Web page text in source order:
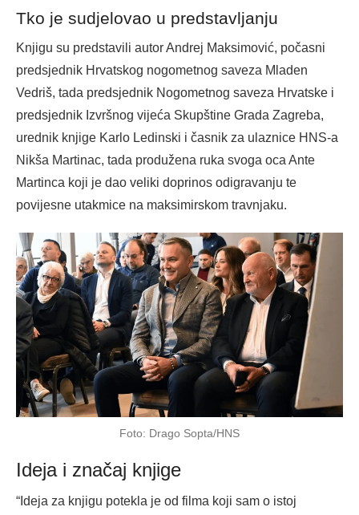
Tko je sudjelovao u predstavljanju
Knjigu su predstavili autor Andrej Maksimović, počasni
predsjednik Hrvatskog nogometnog saveza Mladen
Vedriš, tada predsjednik Nogometnog saveza Hrvatske i
predsjednik Izvršnog vijeća Skupštine Grada Zagreba,
urednik knjige Karlo Ledinski i časnik za ulaznice HNS-a
Nikša Martinac, tada produžena ruka svoga oca Ante
Martinca koji je dao veliki doprinos odigravanju te
povijesne utakmice na maksimirskom travnjaku.
Foto: Drago Sopta/HNS
Ideja i značaj knjige
“Ideja za knjigu potekla je od filma koji sam o istoj